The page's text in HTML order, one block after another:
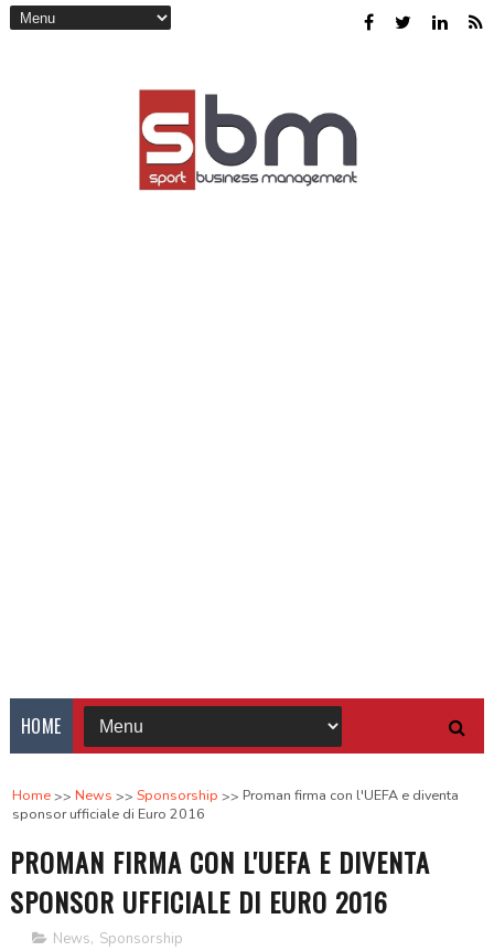
HOME
Home News Sponsorship
Proman firma con l'UEFA e diventa
sponsor ufficiale di Euro 2016
PROMAN FIRMA CON L'UEFA E DIVENTA
SPONSOR UFFICIALE DI EURO 2016
News, Sponsorship